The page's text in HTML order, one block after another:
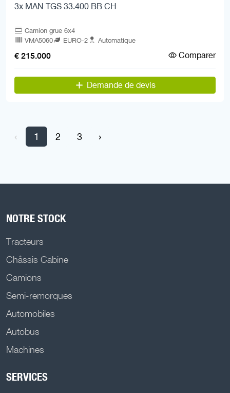
3x MAN TGS 33.400 BB CH
Camion grue 6x4
VMA5060
EURO-2 Automatique
€ 215.000 Comparer
Demande de devis
‹ 1 2 3 ›
NOTRE STOCK
Tracteurs
Châssis Cabine
Camions
Semi-remorques
Automobiles
Autobus
Machines
SERVICES